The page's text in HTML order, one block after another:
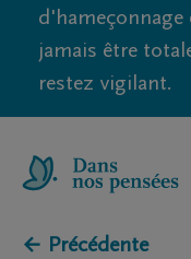
d'hameçonnage
jamais être
restez vigilant.
← Précédente